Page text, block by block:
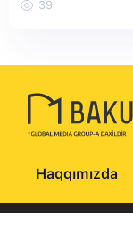
39
Haqqımızda